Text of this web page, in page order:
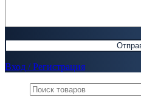
Вход / Регистрация